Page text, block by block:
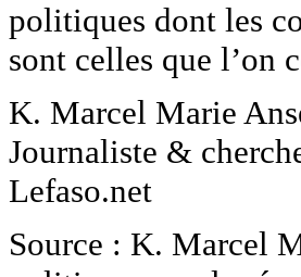
politiques dont les
sont celles que l’on
K. Marcel Marie
Journaliste &
Lefaso.net
Source : K. Marcel